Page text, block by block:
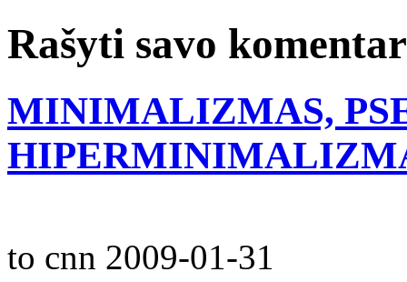
Rašyti savo
MINIMALIZMAS,
to cnn 2009-01-31